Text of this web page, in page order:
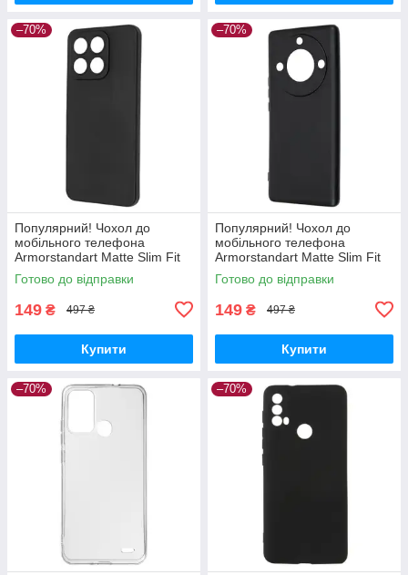
–70%
Популярний! Чохол до
мобільного телефона
Armorstandart Matte Slim Fit
Honor X8a Camera cover
Black (ARM69397) - Краща
Готово до відправки
149 ₴ 497 ₴
Купити
–70%
Популярний! Чохол до
мобільного телефона
Armorstandart Matte Slim Fit
Honor Magic5 Lite Camera
cover Black (ARM69395) -
Готово до відправки
149 ₴ 497 ₴
Купити
–70% –70%